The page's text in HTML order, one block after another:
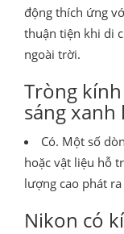
động thích ứng
thuận tiện khi di
ngoài trời.
Tròng
sáng xanh
Có. Một số
hoặc vật liệu hỗ
lượng cao phát
Nikon có